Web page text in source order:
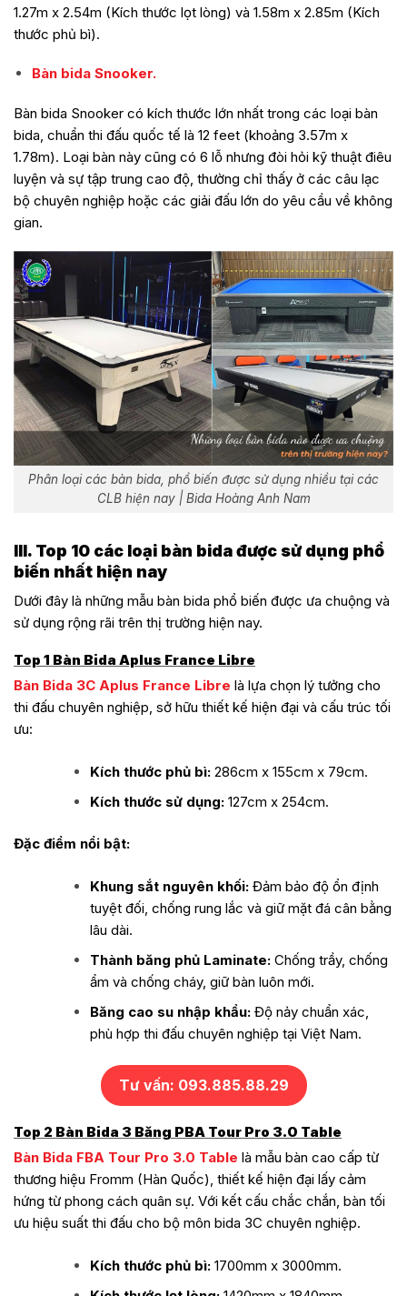
1.27m x 2.54m (Kích thước lọt lòng) và 1.58m x 2.85m (Kích
thước phủ bì).
Bàn bida Snooker.
Bàn bida Snooker có kích thước lớn nhất trong các loại bàn
bida, chuẩn thi đấu quốc tế là 12 feet (khoảng 3.57m x
1.78m). Loại bàn này cũng có 6 lỗ nhưng đòi hỏi kỹ thuật điêu
luyện và sự tập trung cao độ, thường chỉ thấy ở các câu lạc
bộ chuyên nghiệp hoặc các giải đấu lớn do yêu cầu về không
gian.
Phân loại các bàn bida, phổ biến được sử dụng nhiều tại các
CLB hiện nay | Bida Hoàng Anh Nam
III. Top 10 các loại bàn bida được sử dụng phổ
biến nhất hiện nay
Dưới đây là những mẫu bàn bida phổ biến được ưa chuộng và
sử dụng rộng rãi trên thị trường hiện nay.
Top 1 Bàn Bida Aplus France Libre
Bàn Bida 3C Aplus France Libre là lựa chọn lý tưởng cho
thi đấu chuyên nghiệp, sở hữu thiết kế hiện đại và cấu trúc tối
ưu:
Kích thước phủ bì: 286cm x 155cm x 79cm.
Kích thước sử dụng: 127cm x 254cm.
Đặc điểm nổi bật:
Khung sắt nguyên khối: Đảm bảo độ ổn định
tuyệt đối, chống rung lắc và giữ mặt đá cân bằng
lâu dài.
Thành băng phủ Laminate: Chống trầy, chống
ẩm và chống cháy, giữ bàn luôn mới.
Băng cao su nhập khẩu: Độ nảy chuẩn xác,
phù hợp thi đấu chuyên nghiệp tại Việt Nam.
Tư vấn: 093.885.88.29
Top 2 Bàn Bida 3 Băng PBA Tour Pro 3.0 Table
Bàn Bida FBA Tour Pro 3.0 Table là mẫu bàn cao cấp từ
thương hiệu Fromm (Hàn Quốc), thiết kế hiện đại lấy cảm
hứng từ phong cách quân sự. Với kết cấu chắc chắn, bàn tối
ưu hiệu suất thi đấu cho bộ môn bida 3C chuyên nghiệp.
Kích thước phủ bì: 1700mm x 3000mm.